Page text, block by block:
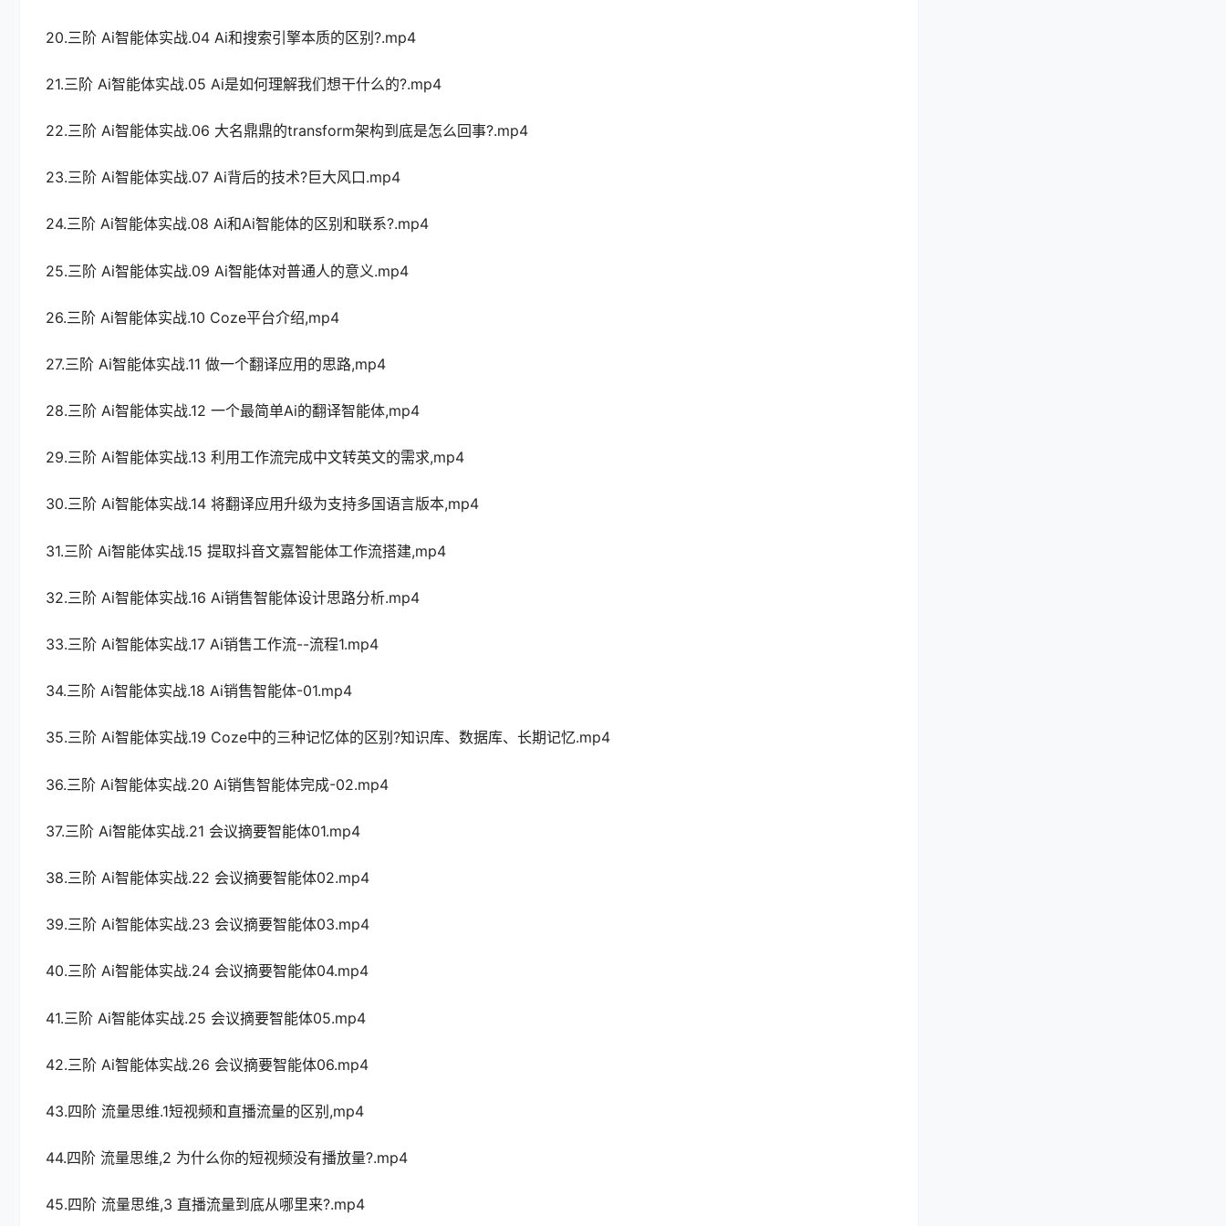
20.三阶 Ai智能体实战.04 Ai和搜索引擎本质的区别?.mp4
21.三阶 Ai智能体实战.05 Ai是如何理解我们想干什么的?.mp4
22.三阶 Ai智能体实战.06 大名鼎鼎的transform架构到底是怎么回事?.mp4
23.三阶 Ai智能体实战.07 Ai背后的技术?巨大风口.mp4
24.三阶 Ai智能体实战.08 Ai和Ai智能体的区别和联系?.mp4
25.三阶 Ai智能体实战.09 Ai智能体对普通人的意义.mp4
26.三阶 Ai智能体实战.10 Coze平台介绍,mp4
27.三阶 Ai智能体实战.11 做一个翻译应用的思路,mp4
28.三阶 Ai智能体实战.12 一个最简单Ai的翻译智能体,mp4
29.三阶 Ai智能体实战.13 利用工作流完成中文转英文的需求,mp4
30.三阶 Ai智能体实战.14 将翻译应用升级为支持多国语言版本,mp4
31.三阶 Ai智能体实战.15 提取抖音文嘉智能体工作流搭建,mp4
32.三阶 Ai智能体实战.16 Ai销售智能体设计思路分析.mp4
33.三阶 Ai智能体实战.17 Ai销售工作流--流程1.mp4
34.三阶 Ai智能体实战.18 Ai销售智能体-01.mp4
35.三阶 Ai智能体实战.19 Coze中的三种记忆体的区别?知识库、数据库、长期记忆.mp4
36.三阶 Ai智能体实战.20 Ai销售智能体完成-02.mp4
37.三阶 Ai智能体实战.21 会议摘要智能体01.mp4
38.三阶 Ai智能体实战.22 会议摘要智能体02.mp4
39.三阶 Ai智能体实战.23 会议摘要智能体03.mp4
40.三阶 Ai智能体实战.24 会议摘要智能体04.mp4
41.三阶 Ai智能体实战.25 会议摘要智能体05.mp4
42.三阶 Ai智能体实战.26 会议摘要智能体06.mp4
43.四阶 流量思维.1短视频和直播流量的区别,mp4
44.四阶 流量思维,2 为什么你的短视频没有播放量?.mp4
45.四阶 流量思维,3 直播流量到底从哪里来?.mp4